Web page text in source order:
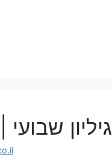
גיליון